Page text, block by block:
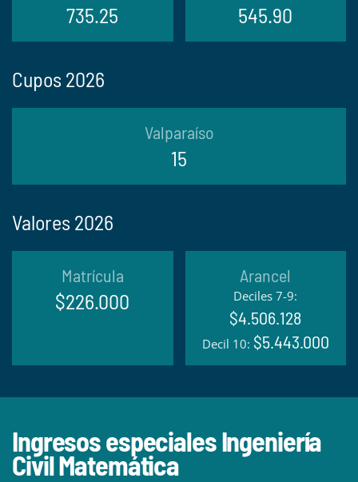
735.25 545.90
Cupos 2026
Valparaíso
15
Valores 2026
Matrícula
$226.000
Arancel
Deciles 7-9:
$4.506.128
Decil 10: $5.443.000
Ingresos especiales Ingeniería
Civil Matemática